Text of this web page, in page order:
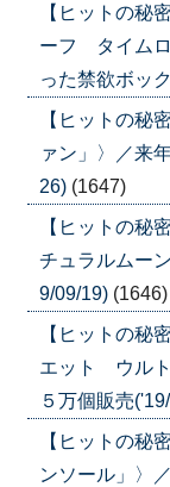
【ヒットの秘
ーフ タイムロ
った禁欲ボッ
【ヒットの秘
ァン」〉／来
26) (1647)
【ヒットの秘
チュラルムー
9/09/19) (1646)
【ヒットの秘
エット ウルト
５万個販売
【ヒットの秘
ンソール」〉